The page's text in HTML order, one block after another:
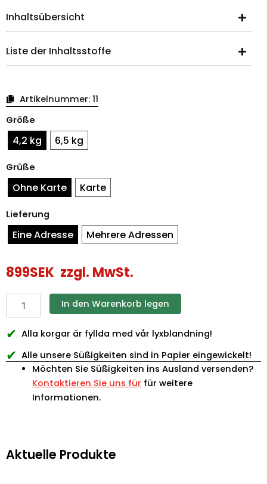
Inhaltsübersicht
Liste der Inhaltsstoffe
Artikelnummer: 11
Größe
4,2 kg 6,5 kg
Grüße
Ohne Karte Karte
Lieferung
Eine Adresse Mehrere Adressen
899SEK zzgl. MwSt.
Luxusmenge
In den Warenkorb legen
✔ Alla korgar är fyllda med vår lyxblandning!
✔ Alle unsere Süßigkeiten sind in Papier eingewickelt!
Möchten Sie Süßigkeiten ins Ausland versenden?
Kontaktieren Sie uns für für weitere
Informationen.
Aktuelle Produkte